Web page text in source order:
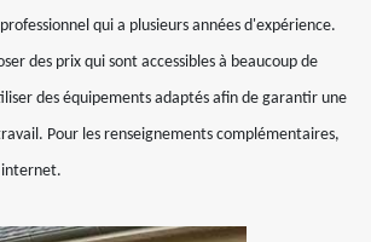
qui a plusieurs années d'expérience.
des prix qui sont accessibles à beaucoup de
des équipements adaptés afin de garantir une
Pour les renseignements complémentaires,
internet.